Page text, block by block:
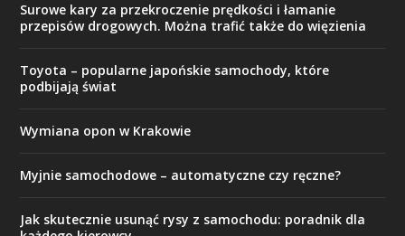
Surowe kary za przekroczenie prędkości i łamanie
przepisów drogowych. Można trafić także do więzienia
Toyota – popularne japońskie samochody, które
podbijają świat
Wymiana opon w Krakowie
Myjnie samochodowe – automatyczne czy ręczne?
Jak skutecznie usunąć rysy z samochodu: poradnik dla